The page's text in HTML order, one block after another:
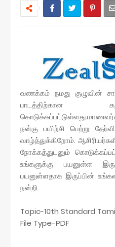
வணக்கம் நமது குழுவின்
பாடத்திற்கான
கொடுக்கப்பட்டுள்ளது.
நன்கு பயிற்சி பெற்று
வாழ்த்துக்கிறோம்.
நோக்கத்துடனும்
உங்களுக்கு பயனுள்ள
பயனுள்ளதாக இருப்பின்
நன்றி.
Topic-10th Standard
File Type-PDF